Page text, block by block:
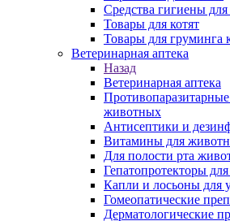
Средства гигиены
Товары для котят
Товары для груминга
Ветеринарная аптека
Назад
Ветеринарная аптека
животных
Антисептики и
Витамины для
Для полости рта
Гепатопротекторы
Капли и лосьоны для
Гомеопатические
Дерматологические